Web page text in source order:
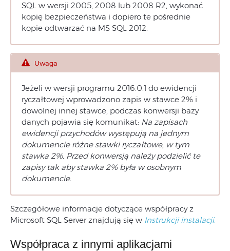
SQL w wersji 2005, 2008 lub 2008 R2, wykonać
kopię bezpieczeństwa i dopiero te pośrednie
kopie odtwarzać na MS SQL 2012.
Uwaga
Jeżeli w wersji programu 2016.0.1 do ewidencji
ryczałtowej wprowadzono zapis w stawce 2% i
dowolnej innej stawce, podczas konwersji bazy
danych pojawia się komunikat: Na zapisach
ewidencji przychodów występują na jednym
dokumencie różne stawki ryczałtowe, w tym
stawka 2%. Przed konwersją należy podzielić te
zapisy tak aby stawka 2% była w osobnym
dokumencie.
Szczegółowe informacje dotyczące współpracy z
Microsoft SQL Server znajdują się w Instrukcji instalacji.
Współpraca z innymi aplikacjami